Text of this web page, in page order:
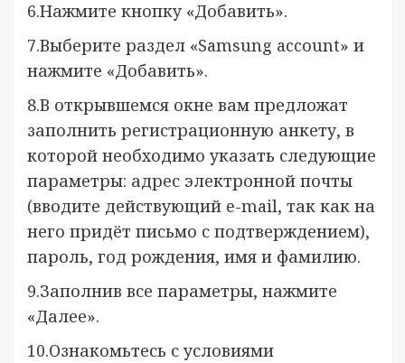
6.Нажмите кнопку «Добавить».
7.Выберите раздел «Samsung account» и
нажмите «Добавить».
8.В открывшемся окне вам предложат
заполнить регистрационную анкету, в
которой необходимо указать следующие
параметры: адрес электронной почты
(вводите действующий e-mail, так как на
него придёт письмо с подтверждением),
пароль, год рождения, имя и фамилию.
9.Заполнив все параметры, нажмите
«Далее».
10.Ознакомьтесь с условиями